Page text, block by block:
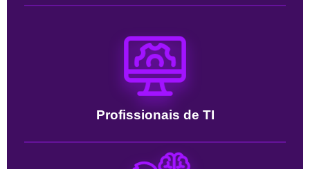
Profissionais de TI